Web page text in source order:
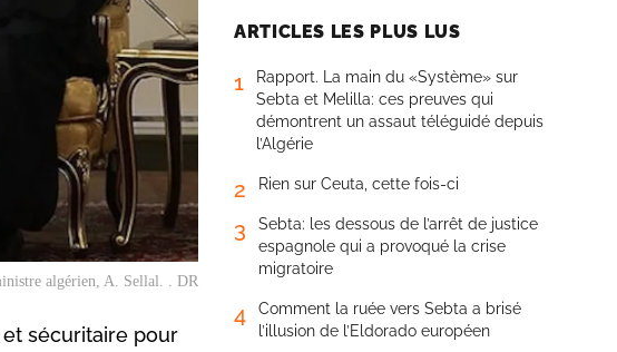
algérien, A. Sellal. . DR
sécuritaire pour
ARTICLES LES PLUS LUS
1
Rapport. La main du «Système» sur
Sebta et Melilla: ces preuves qui
démontrent un assaut téléguidé depuis
l’Algérie
2 Rien sur Ceuta, cette fois-ci
3
Sebta: les dessous de l’arrêt de justice
espagnole qui a provoqué la crise
migratoire
4
Comment la ruée vers Sebta a brisé
l’illusion de l’Eldorado européen